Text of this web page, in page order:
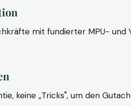
mit fundierter MPU- und
keine „Tricks", um den